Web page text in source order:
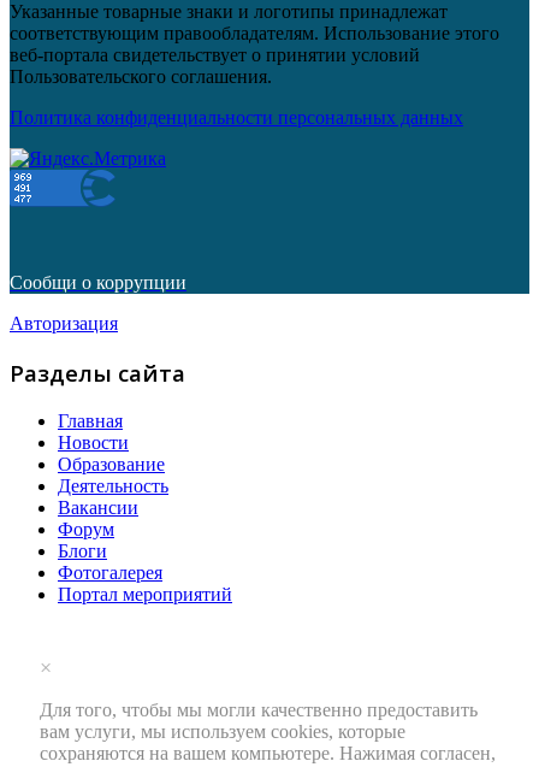
Указанные товарные знаки и логотипы принадлежат
соответствующим правообладателям. Использование этого
веб-портала свидетельствует о принятии условий
Пользовательского соглашения.
Политика конфиденциальности персональных данных
Сообщи о коррупции
Авторизация
Разделы сайта
Главная
Новости
Образование
Деятельность
Вакансии
Форум
Блоги
Фотогалерея
Портал мероприятий
×
Для того, чтобы мы могли качественно предоставить
вам услуги, мы используем cookies, которые
сохраняются на вашем компьютере. Нажимая согласен,